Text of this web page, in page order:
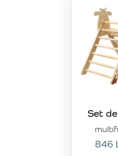
de a se cățăra, a
abilitățile de mișcare
online veți găsi o gamă
concepute pentru a
Set de cățărare
Setul de cățărare Pikler
pentru copiii care
mișcare. Acest set
cățărare special,
Set
846